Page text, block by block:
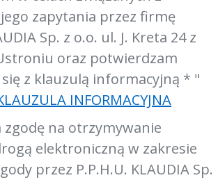
zapytania przez firmę
Sp. z o.o. ul. J. Kreta 24 z
oraz potwierdzam
z klauzulą informacyjną * "
INFORMACYJNA
zgodę na otrzymywanie
elektroniczną w zakresie
przez P.P.H.U. KLAUDIA Sp.